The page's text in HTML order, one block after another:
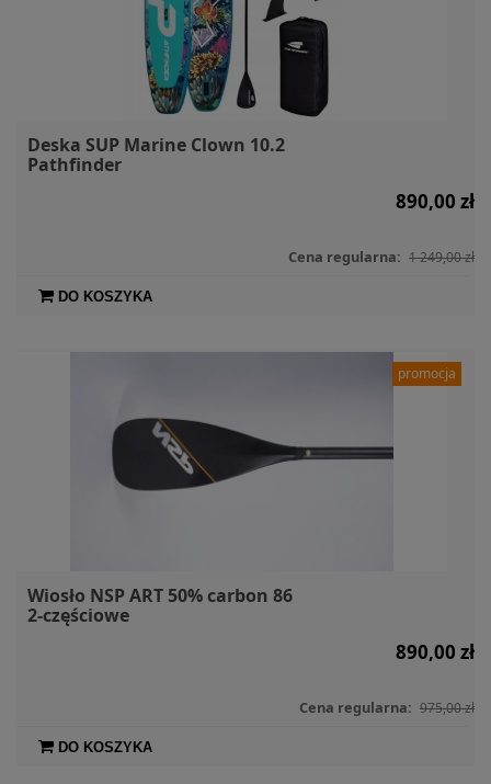
Deska SUP Marine Clown 10.2
Pathfinder
890,00 zł
Cena regularna: 1 249,00 zł
DO KOSZYKA
Wiosło NSP ART 50% carbon 86
2-częściowe
890,00 zł
Cena regularna: 975,00 zł
DO KOSZYKA
promocja